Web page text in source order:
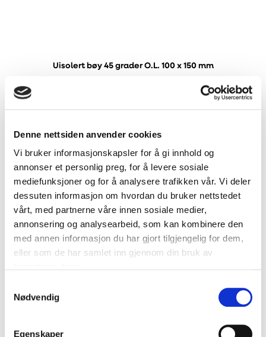
Denne nettsiden anvender cookies
Vi bruker informasjonskapsler for å gi innhold og
annonser et personlig preg, for å levere sosiale
mediefunksjoner og for å analysere trafikken vår. Vi deler
dessuten informasjon om hvordan du bruker nettstedet
vårt, med partnerne våre innen sosiale medier,
annonsering og analysearbeid, som kan kombinere den
med annen informasjon du har gjort tilgjengelig for dem,
eller som de har samlet inn gjennom din bruk av
Nødvendig
Egenskaper
Uisolert bøy 45 grader O.L. 100 x 150 mm